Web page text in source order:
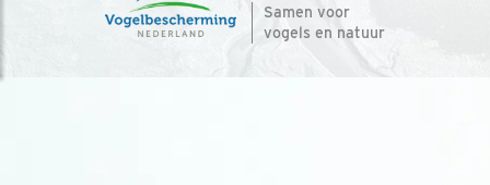
Samen voor
vogels en natuur